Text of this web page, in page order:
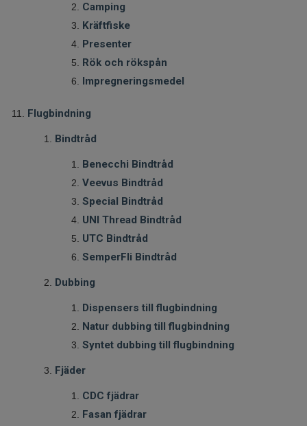
Camping
Kräftfiske
Presenter
Rök och rökspån
Impregneringsmedel
Flugbindning
Bindtråd
Benecchi Bindtråd
Veevus Bindtråd
Special Bindtråd
UNI Thread Bindtråd
UTC Bindtråd
SemperFli Bindtråd
Dubbing
Dispensers till flugbindning
Natur dubbing till flugbindning
Syntet dubbing till flugbindning
Fjäder
CDC fjädrar
Fasan fjädrar